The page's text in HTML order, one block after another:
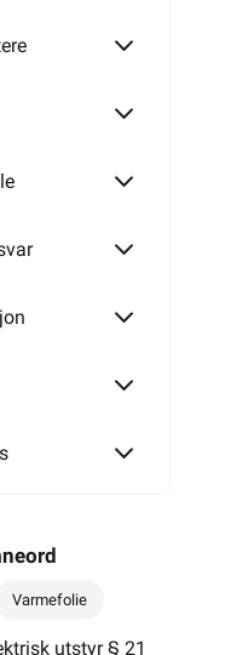
Varmefolie
utstyr § 21